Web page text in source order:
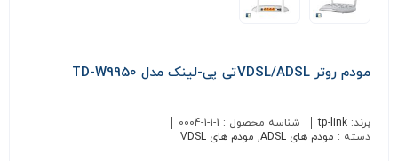
مودم روتر VDSL/ADSLتی پی-لینک مدل TD-W9950
برند: tp-link شناسه محصول : 0004-1-1-1
دسته : مودم های ADSL , مودم های VDSL